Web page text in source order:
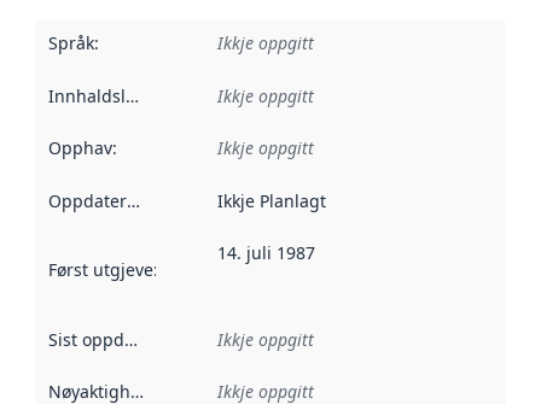
Språk: Ikkje oppgitt
Innhaldsleverandørar :
Ikkje oppgitt
Opphav: Ikkje oppgitt
Oppdateringsfrekvens :
Ikkje Planlagt
Først utgjeve: Denne datoen seier når dataa i dette
14. juli 1987
Sist oppdatert Ikkje oppgitt
Nøyaktigheit Ikkje oppgitt